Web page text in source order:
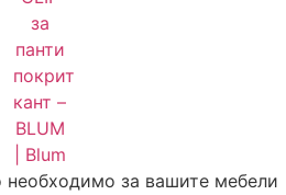
необходимо за вашите мебели